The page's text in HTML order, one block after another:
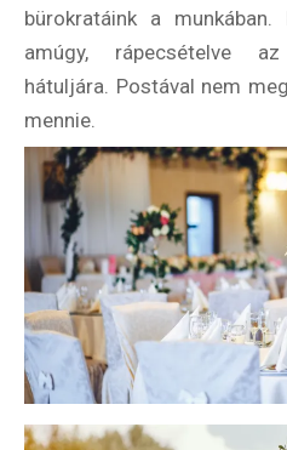
bürokratáink a
amúgy, rápecsételve
hátuljára. Postával nem
mennie.